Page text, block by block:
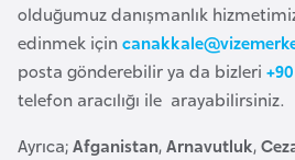
olduğumuz danışmanlık
edinmek için
posta gönderebilir ya da bizleri
telefon aracılığı ile arayabilirsiniz.
Ayrıca;Afganistan,Arnavutluk,
B
a
h